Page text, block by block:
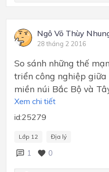
Ngô Võ Thùy
28 tháng 2 2016
So sánh những thế
triển công nghiệp
miền núi Bắc Bộ và
Xem chi tiết
id:25279
Lớp 12 Địa lý
1 0